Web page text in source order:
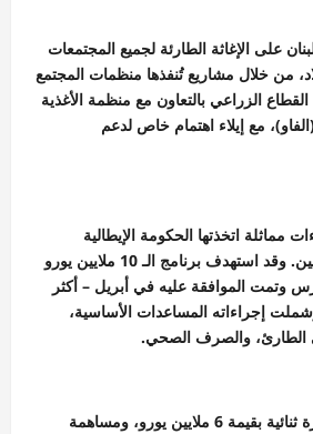
على الإغاثة الطارئة لجميع المجتمعات
من خلال مشاريع تُنفذها منظمات المجتمع
الزراعي بالتعاون مع منظمة الأغذية
مع إيلاء اهتمام خاص لدعم
مماثلة اتخذتها الحكومة الإيطالية
لمساعدة المدنيين اللبنانيين. وقد استهدف برنامج الـ 10 ملايين يورو
وتمت الموافقة عليه في أبريل – أكثر
وشملت إجراءاته المساعدات الأساسية،
الطارئ، والصرف الصحي.
تضمن هذا البرنامج مبادرة ثنائية بقيمة 6 ملايين يورو، ومساهمة